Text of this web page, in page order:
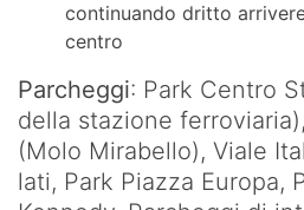
continuando dritto
centro
Parcheggi: Park Centro
della stazione
(Molo Mirabello), Viale
lati, Park Piazza Europa,